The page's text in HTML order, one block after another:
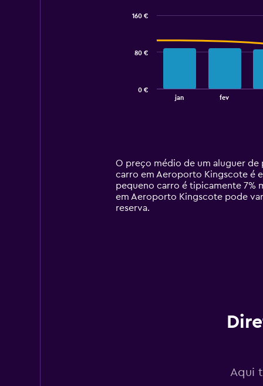
14
categories.
The
chart
has
jan fev
0 €
80 €
160 €
O preço médio de um aluguer de
carro em Aeroporto Kingscote é
pequeno carro é tipicamente 7%
em Aeroporto Kingscote pode
reserva.
Aqui